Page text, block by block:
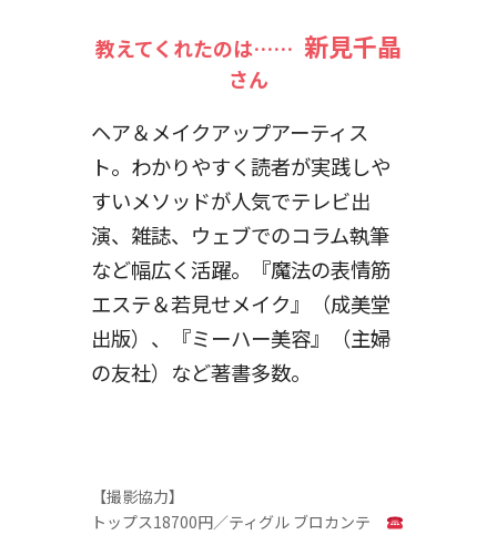
教えてくれたのは…… 新見千晶
さん
ヘア＆メイクアップアーティス
ト。わかりやすく読者が実践しや
すいメソッドが人気でテレビ出
演、雑誌、ウェブでのコラム執筆
など幅広く活躍。『魔法の表情筋
エステ＆若見せメイク』（成美堂
出版）、『ミーハー美容』（主婦
の友社）など著書多数。
【撮影協力】
トップス18700円／ティグル ブロカンテ